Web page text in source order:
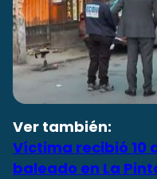
Ver también:
Víctima recibió 10
baleado en La